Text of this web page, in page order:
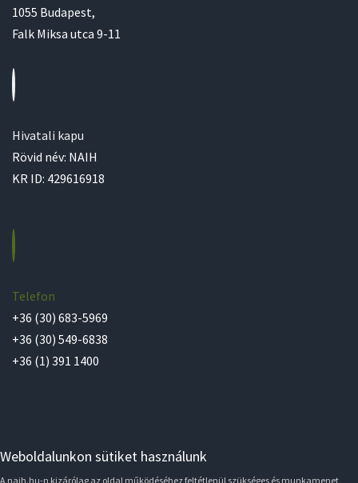
1055 Budapest,
Falk Miksa utca 9-11
Hivatali kapu
Rövid név: NAIH
KR ID: 429616918
Telefon
+36 (30) 683-5969
+36 (30) 549-6838
+36 (1) 391 1400
Weboldalunkon sütiket használunk
A naih.hu-n kizárólag az oldal működéséhez feltétlenül szükséges és munkamenet